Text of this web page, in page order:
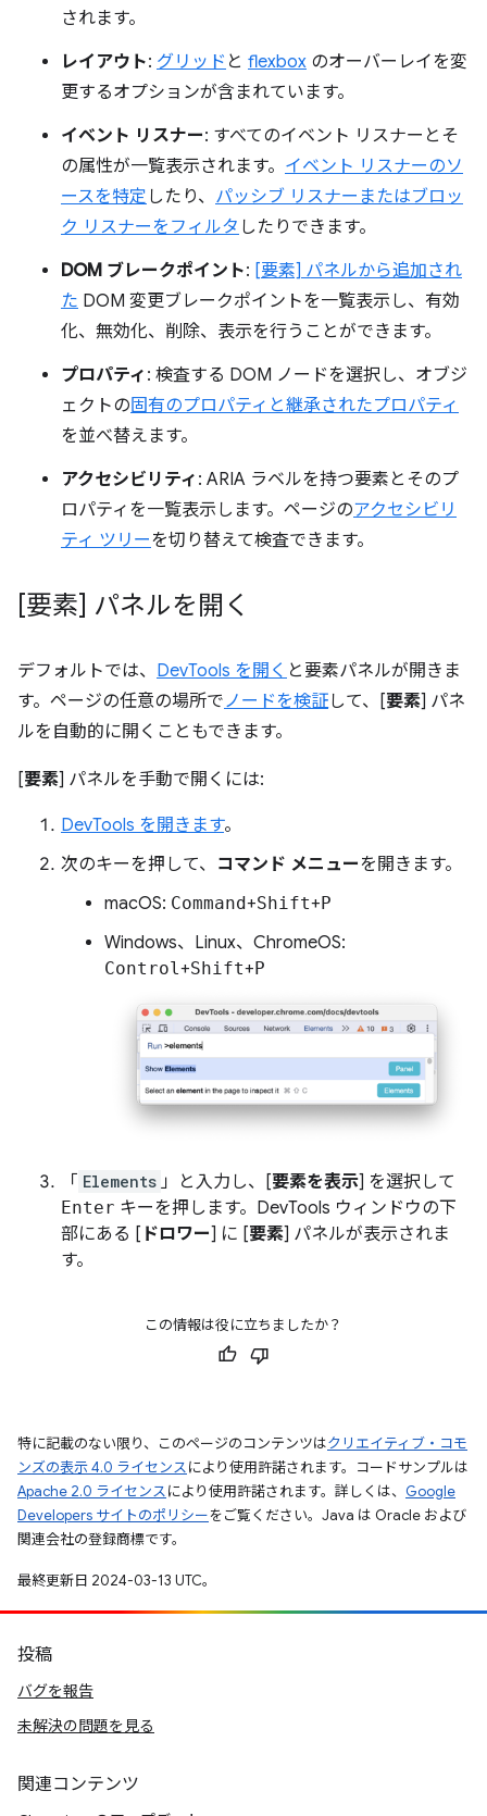
されます。
レイアウト: グリッド と flexbox のオーバーレイを変
更するオプションが含まれています。
イベント リスナー: すべてのイベント リスナーとそ
の属性が一覧表示されます。 イベント リスナーのソ
ースを特定 したり、 パッシブ リスナーまたはブロッ
ク リスナーをフィルタ したりできます。
DOM ブレークポイント: [要素] パネルから追加され
た DOM 変更ブレークポイントを一覧表示し、有効
化、無効化、削除、表示を行うことができます。
プロパティ : 検査する DOM ノードを選択し、オブジ
ェクトの固有のプロパティと継承されたプロパティ
を並べ替えます。
アクセシビリティ : ARIA ラベルを持つ要素とそのプ
ロパティを一覧表示します。ページのアクセシビリ
ティ ツリーを切り替えて検査できます。
[要素] パネルを開く
デフォルトでは、 DevTools を開く と要素パネルが開きま
す。ページの任意の場所でノードを検証して、[要素] パネ
ルを自動的に開くこともできます。
[要素] パネルを手動で開くには:
DevTools を開きます。
次のキーを押して、 コマンド メニューを開きます。
macOS: Command+Shift+P
Windows、Linux、ChromeOS:
Control+Shift+P
「 Elements 」と入力し、[要素を表示] を選択して
Enter キーを押します。DevTools ウィンドウの下
部にある [ ドロワー] に [要素] パネルが表示されま
す。
この情報は役に立ちましたか？
特に記載のない限り、このページのコンテンツはクリエイティブ・コモ
ンズの表示 4.0 ライセンスにより使用許諾されます。コードサンプルは
Apache 2.0 ライセンスにより使用許諾されます。詳しくは、 Google
Developers サイトのポリシーをご覧ください。Java は Oracle および
関連会社の登録商標です。
最終更新日 2024-03-13 UTC。
投稿
バグを報告
未解決の問題を見る
関連コンテンツ